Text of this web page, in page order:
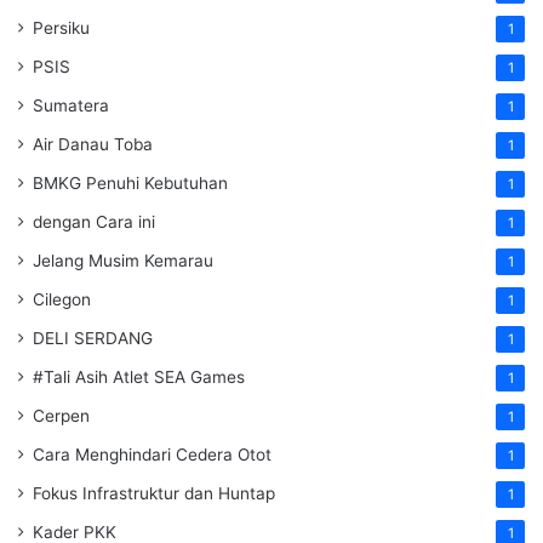
Persiku 1
PSIS 1
Sumatera 1
Air Danau Toba 1
BMKG Penuhi Kebutuhan 1
dengan Cara ini 1
Jelang Musim Kemarau 1
Cilegon 1
DELI SERDANG 1
#Tali Asih Atlet SEA Games 1
Cerpen 1
Cara Menghindari Cedera Otot 1
Fokus Infrastruktur dan Huntap 1
Kader PKK 1